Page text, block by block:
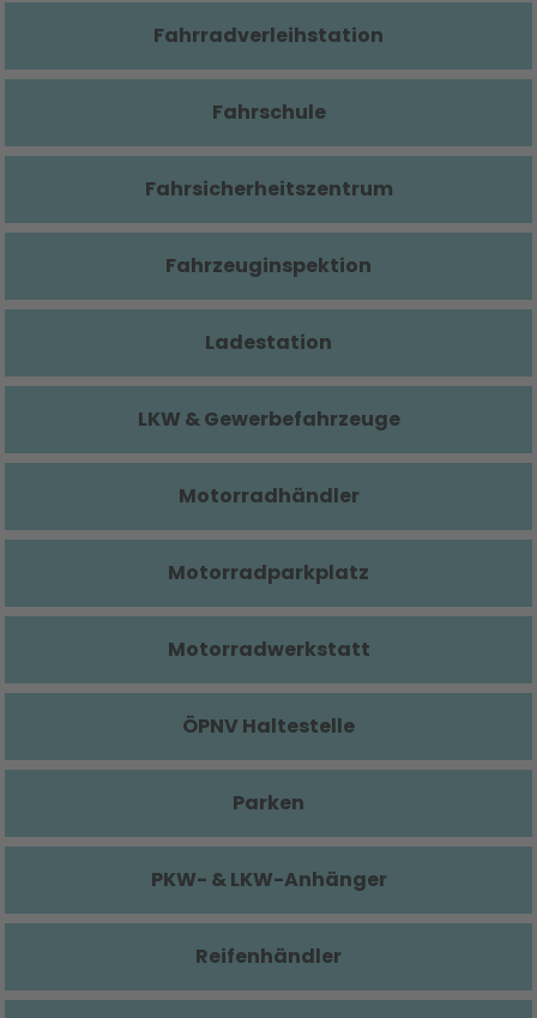
Fahrradverleihstation
Fahrschule
Fahrsicherheitszentrum
Fahrzeuginspektion
Ladestation
LKW & Gewerbefahrzeuge
Motorradhändler
Motorradparkplatz
Motorradwerkstatt
ÖPNV Haltestelle
Parken
PKW- & LKW-Anhänger
Reifenhändler